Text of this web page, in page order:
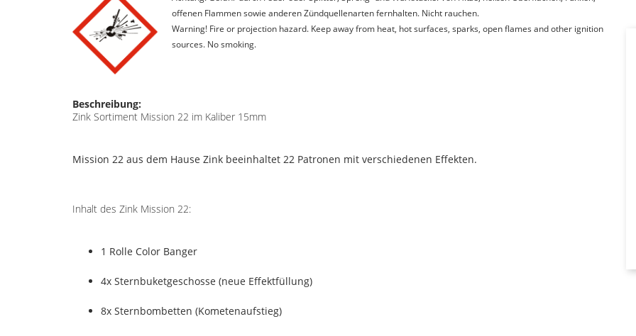
offenen Flammen sowie anderen Zündquellenarten fernhalten. Nicht rauchen.
Warning! Fire or projection hazard. Keep away from heat, hot surfaces, sparks, open flames and other ignition
sources. No smoking.
Beschreibung:
Zink Sortiment Mission 22 im Kaliber 15mm
Mission 22 aus dem Hause Zink beeinhaltet 22 Patronen mit verschiedenen Effekten.
Inhalt des Zink Mission 22:
1 Rolle Color Banger
4x Sternbuketgeschosse (neue Effektfüllung)
8x Sternbombetten (Kometenaufstieg)